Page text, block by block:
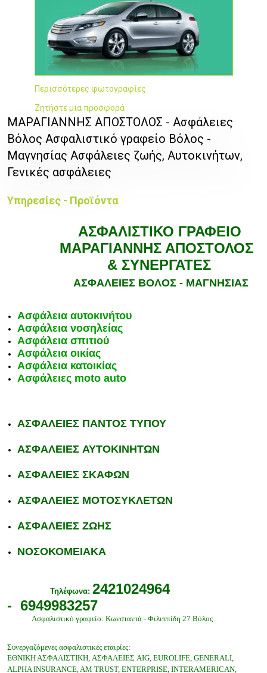
Περισσότερες φωτογραφίες
Ζητήστε μια προσφορά
ΜΑΡΑΓΙΑΝΝΗΣ ΑΠΟΣΤΟΛΟΣ - Ασφάλειες
Βόλος Ασφαλιστικό γραφείο Βόλος -
Μαγνησίας Ασφάλειες ζωής, Αυτοκινήτων,
Γενικές ασφάλειες
Υπηρεσίες - Προϊόντα
ΑΣΦΑΛΙΣΤΙΚΟ ΓΡΑΦΕΙΟ
ΜΑΡΑΓΙΑΝΝΗΣ ΑΠΟΣΤΟΛΟΣ
& ΣΥΝΕΡΓΑΤΕΣ
ΑΣΦΑΛΕΙΕΣ ΒΟΛΟΣ - ΜΑΓΝΗΣΙΑΣ
Ασφάλεια αυτοκινήτου
Ασφάλεια νοσηλείας
Ασφάλεια σπιτιού
Ασφάλεια οικίας
Ασφάλεια κατοικίας
Ασφάλειες moto auto
ΑΣΦΑΛΕΙΕΣ ΠΑΝΤΟΣ ΤΥΠΟΥ
ΑΣΦΑΛΕΙΕΣ ΑΥΤΟΚΙΝΗΤΩΝ
ΑΣΦΑΛΕΙΕΣ ΣΚΑΦΩΝ
ΑΣΦΑΛΕΙΕΣ ΜΟΤΟΣΥΚΛΕΤΩΝ
ΑΣΦΑΛΕΙΕΣ ΖΩΗΣ
ΝΟΣΟΚΟΜΕΙΑΚΑ
Τηλέφωνα: 2421024964
- 6949983257
Ασφαλιστικό γραφείο: Κωνσταντά - Φιλιππίδη 27 Βόλος
Συνεργαζόμενες ασφαλιστικές εταιρίες:
ΕΘΝΙΚΗ ΑΣΦΑΛΙΣΤΙΚΗ, ΑΣΦΑΛΕΙΕΣ AIG, EUROLIFE, GENERALI,
ALPHA INSURANCE, AM TRUST, ENTERPRISE, INTERAMERICAN,